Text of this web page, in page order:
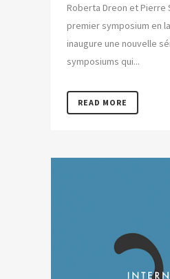
Roberta Dreon et Pierre
premier symposium en
inaugure une nouvelle
symposiums qui...
READ MORE